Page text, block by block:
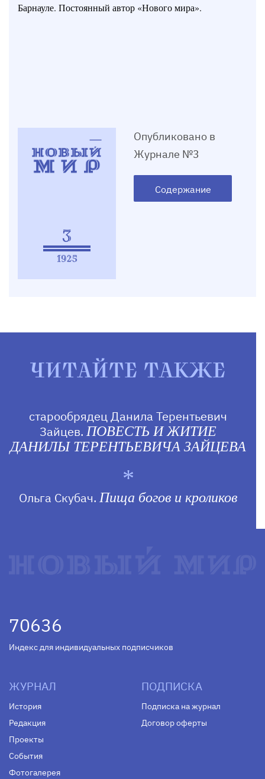
Барнауле. Постоянный автор «Нового мира».
3
1925
Опубликовано в
Журнале №3
Содержание
ЧИТАЙТЕ ТАКЖЕ
старообрядец Данила Терентьевич
Зайцев. ПОВЕСТЬ И ЖИТИЕ
ДАНИЛЫ ТЕРЕНТЬЕВИЧА ЗАЙЦЕВА
Ольга Скубач. Пища богов и кроликов
70636
Индекс для индивидуальных подписчиков
ЖУРНАЛ
История
Редакция
Проекты
События
Фотогалерея
ПОДПИСКА
Подписка на журнал
Договор оферты